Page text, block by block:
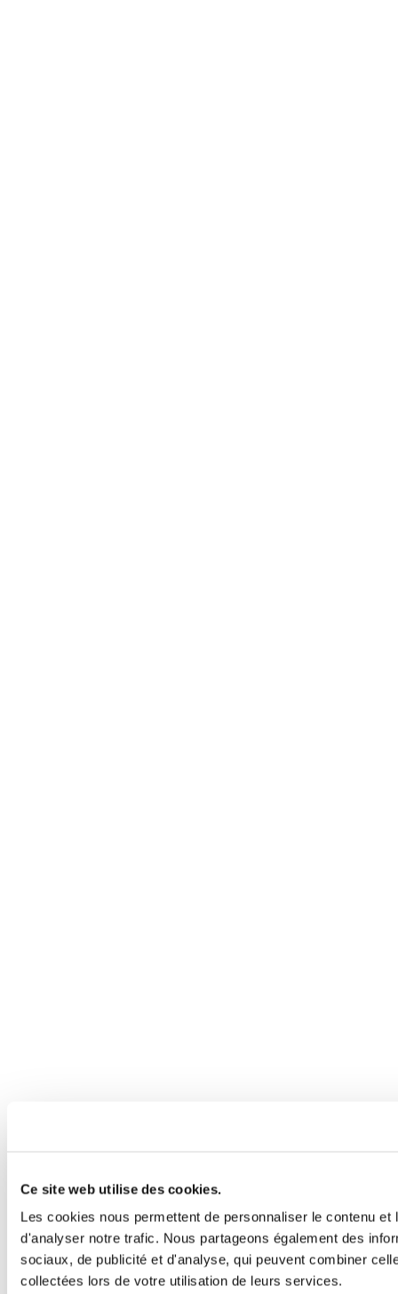
Ce site web utilise des cookies.
Les cookies nous permettent de personnaliser le contenu
d'analyser notre trafic. Nous partageons également des
sociaux, de publicité et d'analyse, qui peuvent combiner
collectées lors de votre utilisation de leurs services.